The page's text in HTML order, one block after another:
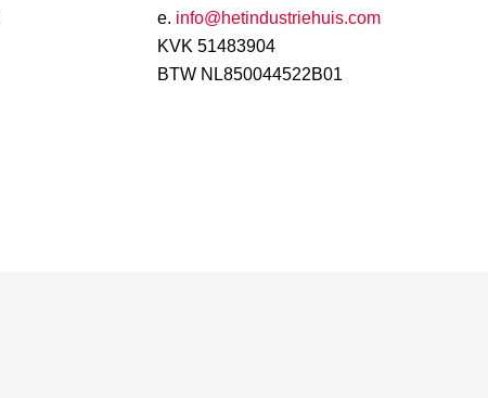
e. info@hetindustriehuis.com
KVK 51483904
BTW NL850044522B01